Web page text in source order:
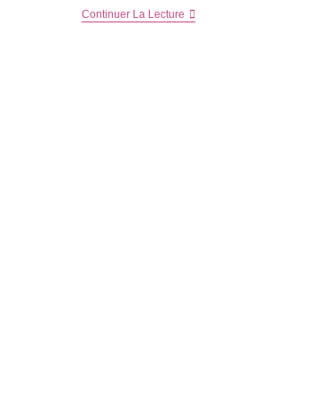
Continuer La LectureVoilà